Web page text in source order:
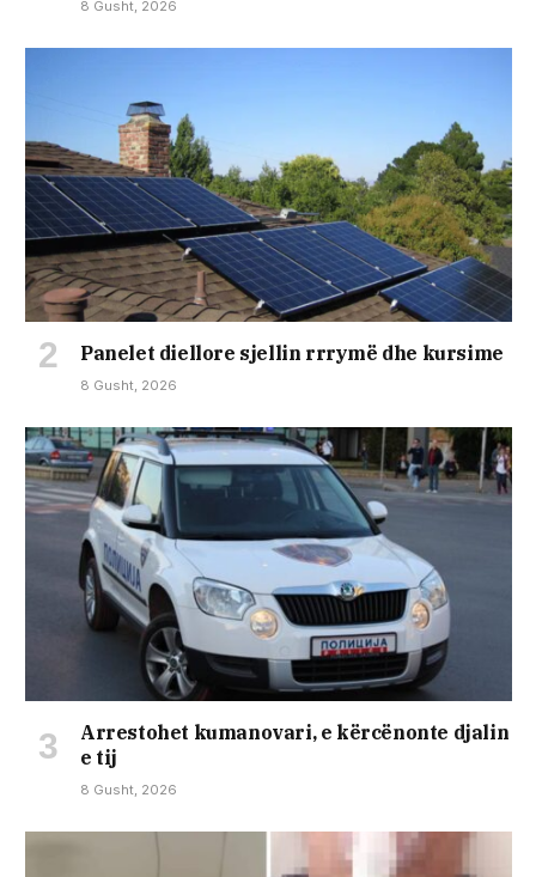
8 Gusht, 2026
Panelet diellore sjellin rrrymë dhe kursime
8 Gusht, 2026
Arrestohet kumanovari, e kërcënonte djalin
e tij
8 Gusht, 2026